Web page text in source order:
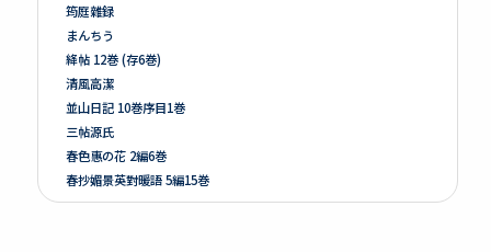
筠庭雜録
まんちう
絳帖 12巻 (存6巻)
清風高潔
並山日記 10巻序目1巻
三帖源氏
春色惠の花 2編6巻
春抄媚景英對暖語 5編15巻
梅暦餘興春色辰巳園 4編12巻